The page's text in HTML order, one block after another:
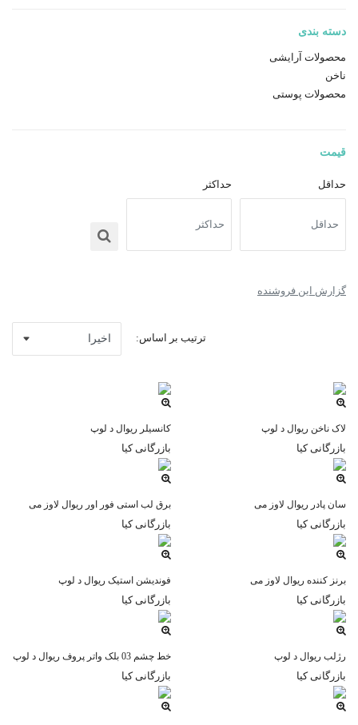
دسته بندی
محصولات آرایشی
ناخن
محصولات پوستی
قیمت
حداقل حداکثر
گزارش این فروشنده
ترتیب بر اساس:
لاک ناخن ریوال د لوپ
بازرگانی کیا
کانسیلر ریوال د لوپ
بازرگانی کیا
سان پادر ریوال لاوز می
بازرگانی کیا
برق لب استی فور اور ریوال لاوز می
بازرگانی کیا
برنز کننده ریوال لاوز می
بازرگانی کیا
فوندیشن استیک ریوال د لوپ
بازرگانی کیا
رژلب ریوال د لوپ
بازرگانی کیا
خط چشم 03 بلک واتر پروف ریوال د لوپ
بازرگانی کیا